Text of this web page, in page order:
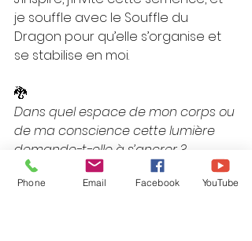
je souffle avec le Souffle du
Dragon pour qu’elle s’organise et
se stabilise en moi.
🐉
Dans quel espace de mon corps ou
de ma conscience cette lumière
demande-t-elle à s’ancrer ?
Puis-je offrir stabilité, chaleur et
sécurité à cette nouvelle énergie ?
Phone Email Facebook YouTube